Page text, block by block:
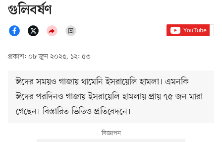
গুলিবর্ষণ
প্রকাশ: ০৮ জুন ২০২৫, ১২: ৫৩
ঈদের সময়ও গাজায় থামেনি ইসরায়েলি হামলা। এমনকি
ঈদের পরদিনও গাজায় ইসরায়েলি হামলায় প্রায় ৭৫ জন মারা
গেছেন। বিস্তারিত ভিডিও প্রতিবেদনে।